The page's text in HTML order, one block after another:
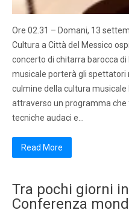
Ore 02.31 – Domani, 13
Cultura a Città del Messico
concerto di chitarra barocca
musicale porterà gli spettatori
culmine della cultura
attraverso un programma
tecniche audaci e…
Read More
Tra pochi giorni
Conferenza